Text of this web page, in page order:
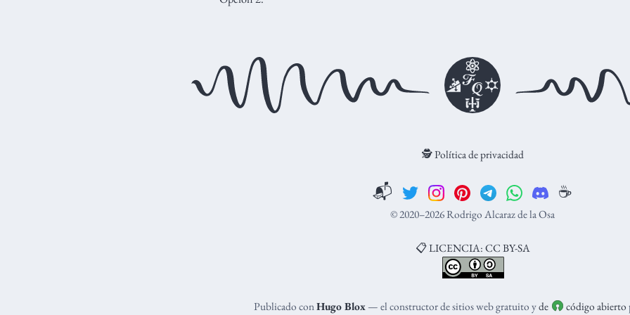
🕵️ Política de privacidad
📬 ☕️
© 2020–2026 Rodrigo Alcaraz de la Osa
📋 LICENCIA: CC BY-SA
Publicado conHugo Blox— el constructor de sitios web gratuito yde código abierto